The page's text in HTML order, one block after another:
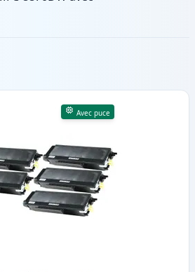
compatibles
d’une qualité
et d’une livraison
local en .
Avec puce